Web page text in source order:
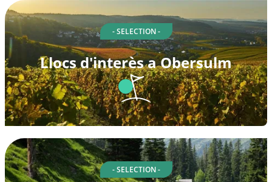
- SELECTION -
Llocs d'interès a Obersulm
- SELECTION -